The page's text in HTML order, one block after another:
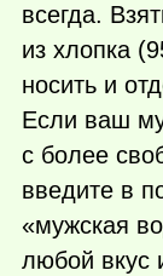
всегда.
из хлопка
носить и
Если ваш
с более
введите в
«мужская
любой вкус